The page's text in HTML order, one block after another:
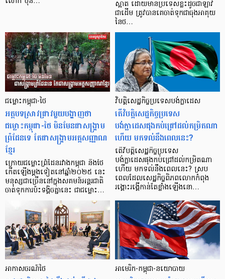
ស្អាត ដោយមានប្រទេសខ្លះដូចជាឡាវ
ជាដើម ត្រូវបានគេចាត់ទុកជាធុងអាគុយ
នៃថ…
ជម្លោះកម្ពុជា-ថៃ
អត្ថបទស្រាវជ្រាវមួយបង្ហាញថា
ជម្លោះកម្ពុជា-ថៃ មិនមែនជាសង្គ្រាម
ព្រំដែនទេ តែជាសង្គ្រាមអត្តសញ្ញាណ
ខ្មែរ
ក្រោយជម្លោះព្រំដែនរវាងកម្ពុជា និងថៃ
កើតឡើងម្តងទៀតនៅឆ្នាំ២០២៥ នេះ
មនុស្សជាច្រើននៅក្នុងសគមន៍អន្តរជាតិ
ចាត់ទុកការប៉ះទង្គិចគ្នានេះ ជាជម្លោះ…
វិបត្តិសេដ្ឋកិច្ចប្រទេសបង់ក្លាដេស
តើវិបត្តិសេដ្ឋកិច្ចប្រទេស
បង់ក្លាដេសផុងកប់ជ្រៅដល់កម្រិតណា
ហើយ មកទល់នឹងពេលនេះ?
តើវិបត្តិសេដ្ឋកិច្ចប្រទេស
បង់ក្លាដេសផុងកប់ជ្រៅដល់កម្រិតណា
ហើយ មកទល់នឹងពេលនេះ? ស្រប
ពេលដែលសេដ្ឋកិច្ចពិភពលោកកំពុង
រង្គោះរង្គើកាន់តែខ្លាំងឡើងនោ…
អាកាសចរណ៍ថៃ អាមេរិក-កម្ពុជា-នយោបាយ